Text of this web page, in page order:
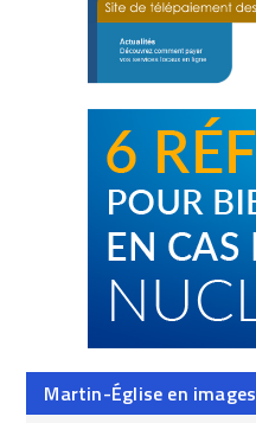
Martin-Église en images